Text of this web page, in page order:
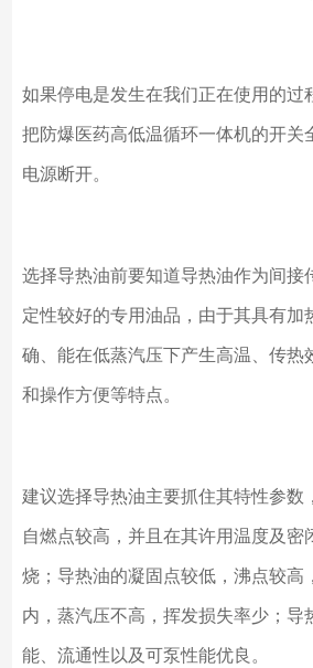
如果停电是发生在我们正在使用的过
把防爆医药高低温循环一体机的开关
电源断开。
选择导热油前要知道导热油作为间接
定性较好的专用油品，由于其具有加
确、能在低蒸汽压下产生高温、传热
和操作方便等特点。
建议选择导热油主要抓住其特性参数
自燃点较高，并且在其许用温度及密
烧；导热油的凝固点较低，沸点较高
内，蒸汽压不高，挥发损失率少；导
能、流通性以及可泵性能优良。